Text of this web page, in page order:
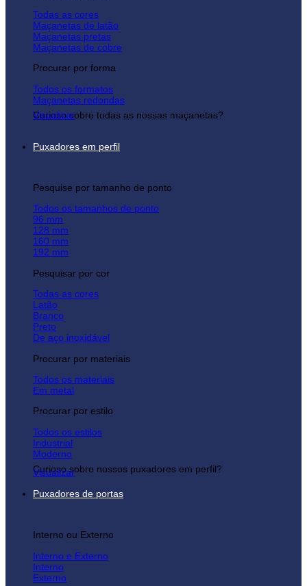
Todas as cores
Maçanetas de latão
Maçanetas pretas
Maçanetas de cobre
Procurar por forma
Todos os formatos
Maçanetas redondas
Curioso sobre todas as nossas maçanetas?
Visualizar
Puxadores em perfil
Pesquise por tamanho de ponto
Todos os tamanhos de ponto
96 mm
128 mm
160 mm
192 mm
Pesquisar por cor
Todas as cores
Latão
Branco
Preto
De aço inoxidável
Procurar por materiais
Todos os materiais
Em metal
Procurar por estilo
Todos os estilos
Industrial
Moderno
Curioso sobre nossos puxadores em perfil?
Visualizar
Puxadores de portas
Interno ou Externo
Interno e Externo
Interno
Externo